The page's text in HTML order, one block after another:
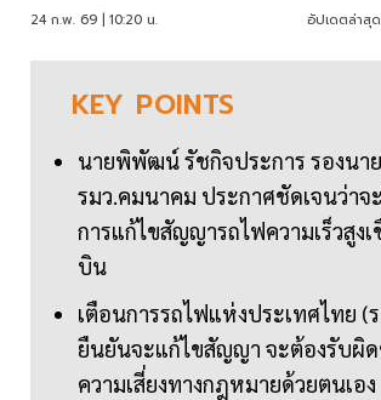
24 ก.พ. 69 | 10:20 น. อัปเดตล่าสุ
KEY POINTS
นายพิพัฒน์ รัชกิจประการ รองนา
รมว.คมนาคม ประกาศชัดเจนว่าจ
การแก้ไขสัญญารถไฟความเร็วสูง
บิน
เตือนการรถไฟแห่งประเทศไทย (
ยืนยันจะแก้ไขสัญญา จะต้องรับผิ
ความเสี่ยงทางกฎหมายด้วยตนเอง